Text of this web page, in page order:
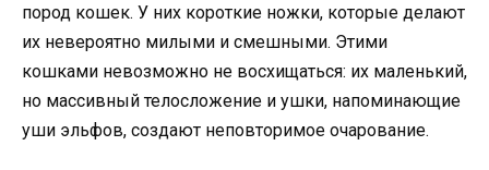
пород кошек. У них короткие ножки, которые делают
их невероятно милыми и смешными. Этими
кошками невозможно не восхищаться: их маленький,
но массивный телосложение и ушки, напоминающие
уши эльфов, создают неповторимое очарование.